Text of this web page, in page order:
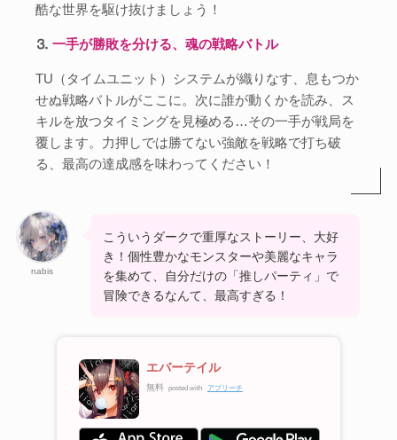
酷な世界を駆け抜けましょう！
⒊一手が勝敗を分ける、魂の戦略バトル
TU（タイムユニット）システムが織りなす、息もつか
せぬ戦略バトルがここに。次に誰が動くかを読み、ス
キルを放つタイミングを見極める…その一手が戦局を
覆します。力押しでは勝てない強敵を戦略で打ち破
る、最高の達成感を味わってください！
nabis
こういうダークで重厚なストーリー、大好
き！個性豊かなモンスターや美麗なキャラ
を集めて、自分だけの「推しパーティ」で
冒険できるなんて、最高すぎる！
エバーテイル
無料 posted with アプリーチ